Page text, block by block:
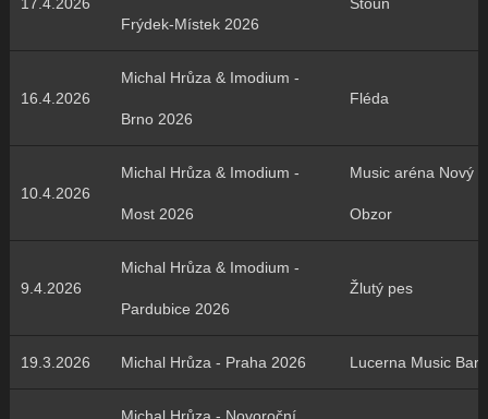
Frýdek-Místek 2026
16.4.2026
Michal Hrůza & Imodium -
Brno 2026
Fléda
10.4.2026
Michal Hrůza & Imodium -
Most 2026
Music aréna Nový
Obzor
9.4.2026
Michal Hrůza & Imodium -
Pardubice 2026
Žlutý pes
19.3.2026 Michal Hrůza - Praha 2026 Lucerna Music Bar